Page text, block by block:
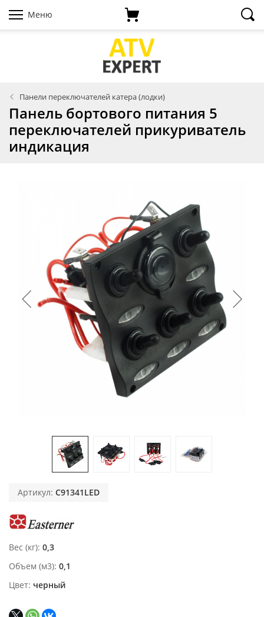
Меню
Панели переключателей катера (лодки)
Панель бортового питания 5
переключателей прикуриватель
индикация
Артикул: C91341LED
Вес (кг) 0,3
Объем (м3) 0,1
Цвет черный